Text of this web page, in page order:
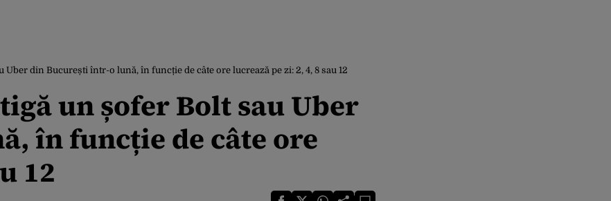
din București într-o lună, în funcție de câte ore lucrează pe zi: 2, 4, 8 sau 12
un șofer Bolt sau Uber
în funcție de câte ore
12